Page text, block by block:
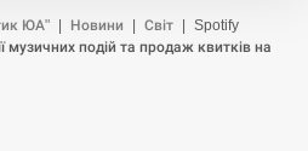
ЮА" Новини Світ
Spotify
музичних подій та продаж квитків на